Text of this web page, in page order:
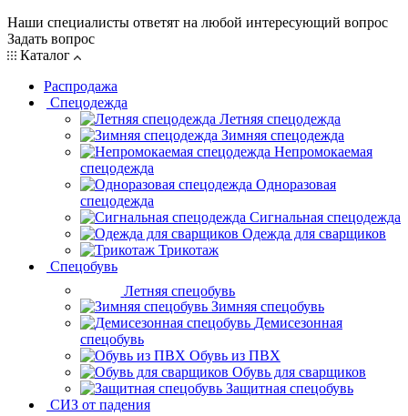
Наши специалисты ответят на любой интересующий вопрос
Задать вопрос
Каталог
Распродажа
Спецодежда
Летняя спецодежда
Зимняя спецодежда
Непромокаемая
спецодежда
Одноразовая
спецодежда
Сигнальная спецодежда
Одежда для сварщиков
Трикотаж
Спецобувь
Летняя спецобувь
Зимняя спецобувь
Демисезонная
спецобувь
Обувь из ПВХ
Обувь для сварщиков
Защитная спецобувь
СИЗ от падения